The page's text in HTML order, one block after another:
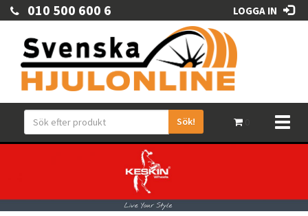
010 500 600 6 LOGGA IN
Sök!